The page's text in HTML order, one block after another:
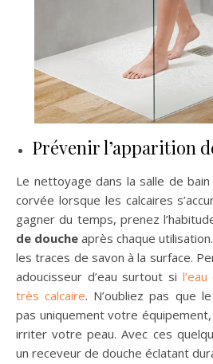
Prévenir l’apparition
Le nettoyage dans la salle de
corvée lorsque les calcaires
gagner du temps, prenez
de douche après chaque
les traces de savon à la surface.
adoucisseur d’eau surtout si
très calcaire. N’oubliez pas que
pas uniquement votre
irriter votre peau. Avec ces
un receveur de douche éclatant